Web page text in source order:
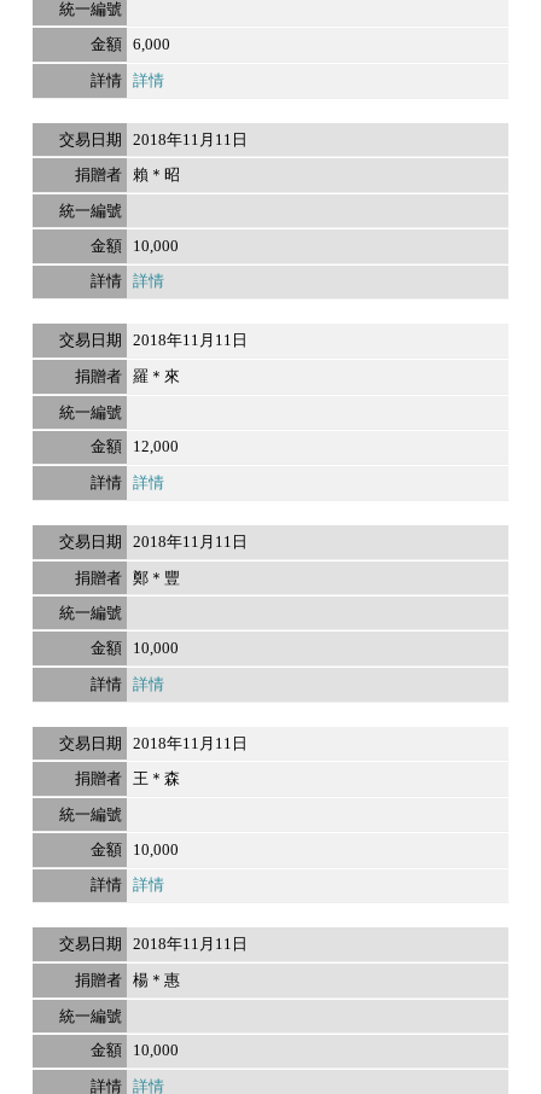
6,000
詳情
2018年11月11日
賴＊昭
10,000
詳情
2018年11月11日
羅＊來
12,000
詳情
2018年11月11日
鄭＊豐
10,000
詳情
2018年11月11日
王＊森
10,000
詳情
2018年11月11日
楊＊惠
10,000
詳情